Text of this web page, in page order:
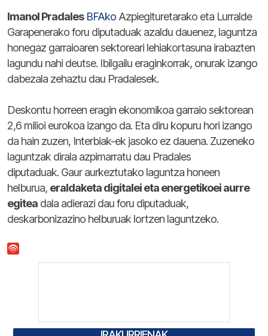
Imanol PradalesBFAko Azpiegituretarako eta Lurralde
Garapenerako foru diputaduak azaldu dauenez, laguntza
honegaz garraioaren sektoreari lehiakortasuna irabazten
lagundu nahi deutse. Ibilgailu eraginkorrak, onurak izango
dabezala zehaztu dau Pradalesek.
Deskontu horreen eragin ekonomikoa garraio sektorean
2,6 milioi eurokoa izango da. Eta diru kopuru hori izango
da hain zuzen, Interbiak-ek jasoko ez dauena. Zuzeneko
laguntzak dirala azpimarratu dau Pradales
diputaduak. Gaur aurkeztutako laguntza honeen
helburua, eraldaketa digitalei eta energetikoei aurre
egitea dala adierazi dau foru diputaduak,
deskarbonizazino helburuak lortzen laguntzeko.